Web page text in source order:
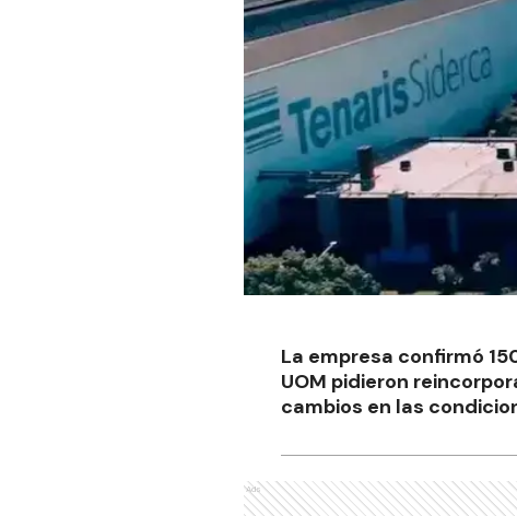
La empresa confirmó
UOM pidieron
cambios en las
Ads